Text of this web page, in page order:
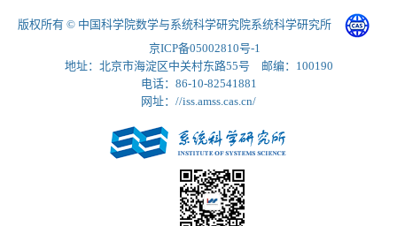
版权所有 © 中国科学院数学与系统科学研究院系统科学研究所
京ICP备05002810号-1
地址：北京市海淀区中关村东路55号 邮编：100190
电话：86-10-82541881
网址：//iss.amss.cas.cn/